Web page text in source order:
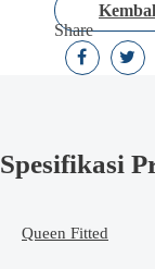
Share
Spesifikasi
Queen Fitted